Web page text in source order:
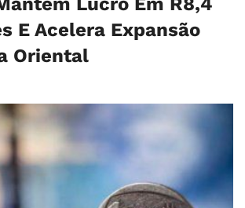
E Acelera Expansão
Oriental